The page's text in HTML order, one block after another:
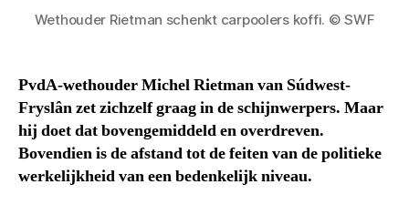
Wethouder Rietman schenkt carpoolers koffi. © SWF
PvdA-wethouder Michel Rietman van Súdwest-
Fryslân zet zichzelf graag in de schijnwerpers. Maar
hij doet dat bovengemiddeld en overdreven.
Bovendien is de afstand tot de feiten van de politieke
werkelijkheid van een bedenkelijk niveau.